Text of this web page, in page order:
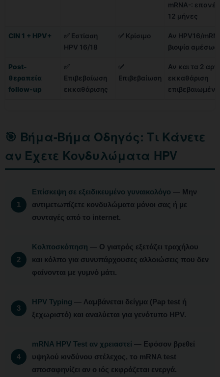
mRNA-:
12 μήνες
CIN 1 + HPV+
✅ Εστίαση
HPV 16/18
✅ Κρίσιμο
Αν HPV16/
βιοψία αμέσως
Post-
θεραπεία
follow-up
✅
Επιβεβαίωση
εκκαθάρισης
✅
Επιβεβαίωση
Αν και τα 2
εκκαθάριση
επιβεβαιωμένη
🎯 Βήμα-Βήμα Οδηγός: Τι Κάνετε
αν Έχετε Κονδυλώματα HPV
Επίσκεψη σε εξειδικευμένο γυναικολόγο — Μην
αντιμετωπίζετε κονδυλώματα μόνοι σας ή με
συνταγές από το internet.
Κολποσκόπηση — Ο γιατρός εξετάζει τραχήλου
και κόλπο για συνυπάρχουσες αλλοιώσεις που δεν
φαίνονται με γυμνό μάτι.
HPV Typing — Λαμβάνεται δείγμα (Pap test ή
ξεχωριστό) και αναλύεται για γενότυπο HPV.
mRNA HPV Test αν χρειαστεί — Εφόσον βρεθεί
υψηλού κινδύνου στέλεχος, το mRNA test
αποσαφηνίζει αν ο ιός εκφράζεται ενεργά.